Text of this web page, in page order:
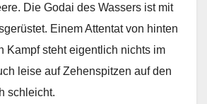
Die Godai des Wassers ist mit
Einem Attentat von hinten
Kampf steht eigentlich nichts im
leise auf Zehenspitzen auf den
schleicht.